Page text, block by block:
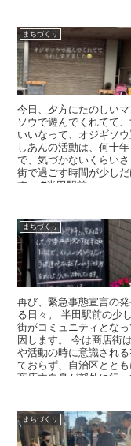
ごしていくうちに、い
との幸せを感じました
時々スパイス的に、日
をみんなで作り上げる
家族、友達、恋人、仲
がりと、楽しい記憶が
す。 「たのしい記憶フ
ち込んだりする日々の
す。 変わったな、と実
いながら、のんびり活
「今この瞬間」の積み
しくない。 まちづくり
しでも楽しいものであ
まちづくり
今日、夕方にたのしい
ソウで遊んでくれてて
いいなって、オジギソ
しあんの活動は、何十
で、気づかないくらい
街で過ごす時間が少し
す。 #半田駅前
まちづくり
再び、緊急事態宣言の
る日々。 半田駅前の少
街がコミュニティとな
因します。 今は商店街
や活動の時に意識され
ておらず、自治区とと
商店主自身が郊外に行
のコアに集結する方向
住むなら、どうせ働く
禍で時間をかけてまで
まちづくり